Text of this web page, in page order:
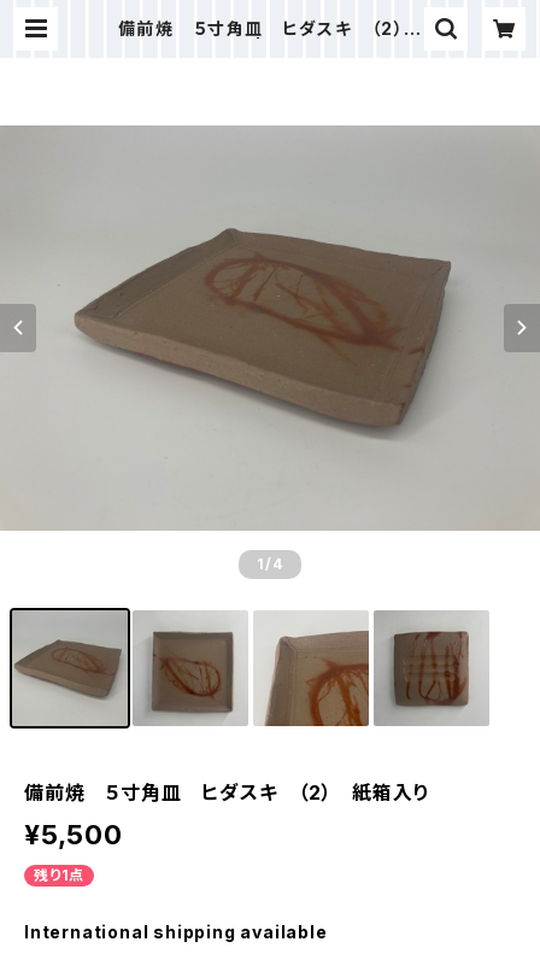
備前焼 ５寸角皿 ヒダスキ （2）
1 /4
備前焼 ５寸角皿 ヒダスキ （2） 紙箱入り
¥5,500
残り1点
International shipping available